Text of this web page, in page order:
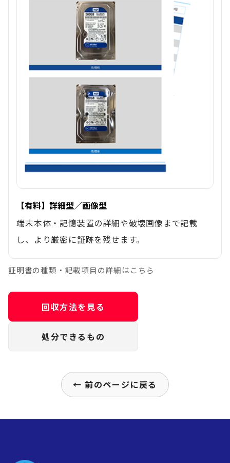
【有料】詳細型／画像型
端末本体・記憶装置の詳細や破壊画像まで記載
し、より厳密に証跡を残せます。
証明書の種類・記載項目の詳細はこちら
回収方法を見る
処分できるもの
← 前のページに戻る